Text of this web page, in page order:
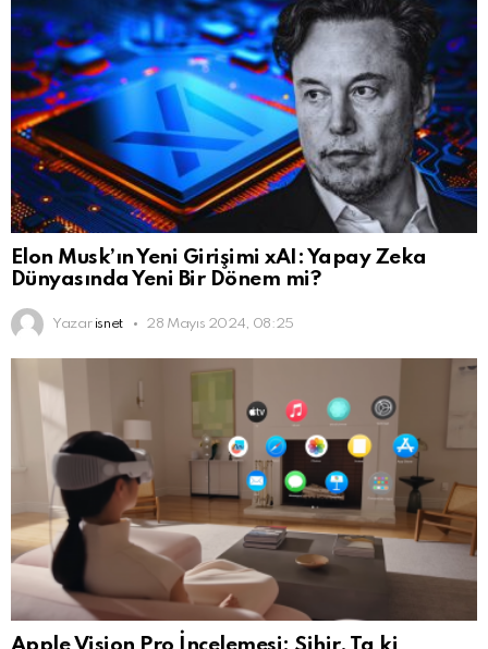
Elon Musk’ın Yeni Girişimi xAI: Yapay Zeka
Dünyasında Yeni Bir Dönem mi?
Yazar isnet 28 Mayıs 2024, 08:25
Apple Vision Pro İncelemesi: Sihir, Ta ki